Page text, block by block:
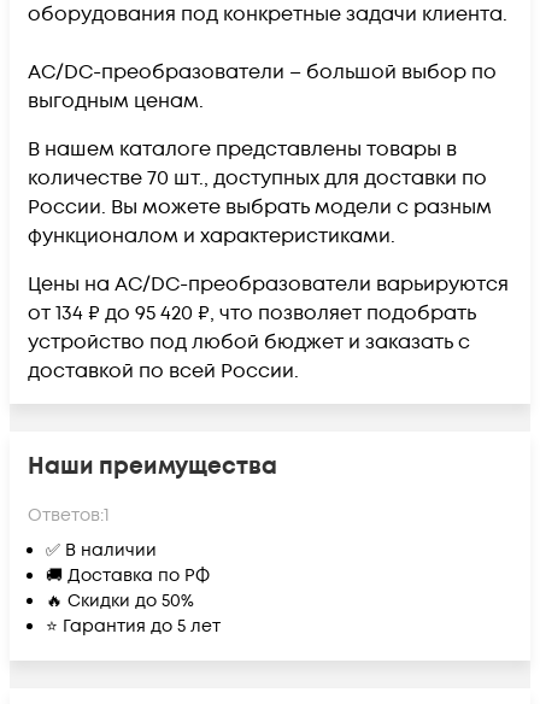
оборудования под конкретные задачи клиента.
AC/DC-преобразователи – большой выбор по
выгодным ценам.
В нашем каталоге представлены товары в
количестве 70 шт., доступных для доставки по
России. Вы можете выбрать модели с разным
функционалом и характеристиками.
Цены на AC/DC-преобразователи варьируются
от 134 ₽ до 95 420 ₽, что позволяет подобрать
устройство под любой бюджет и заказать с
доставкой по всей России.
Наши преимущества
Ответов:1
✅ В наличии
🚚 Доставка по РФ
🔥 Скидки до 50%
⭐ Гарантия до 5 лет